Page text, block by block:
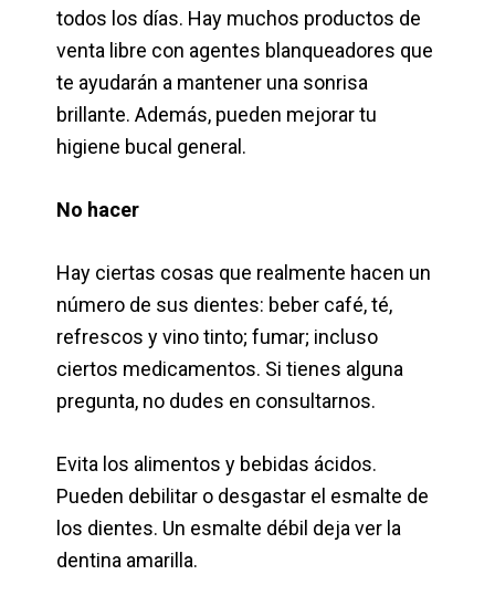
todos los días. Hay muchos productos de
venta libre con agentes blanqueadores que
te ayudarán a mantener una sonrisa
brillante. Además, pueden mejorar tu
higiene bucal general.
No hacer
Hay ciertas cosas que realmente hacen un
número de sus dientes: beber café, té,
refrescos y vino tinto; fumar; incluso
ciertos medicamentos. Si tienes alguna
pregunta, no dudes en consultarnos.
Evita los alimentos y bebidas ácidos.
Pueden debilitar o desgastar el esmalte de
los dientes. Un esmalte débil deja ver la
dentina amarilla.